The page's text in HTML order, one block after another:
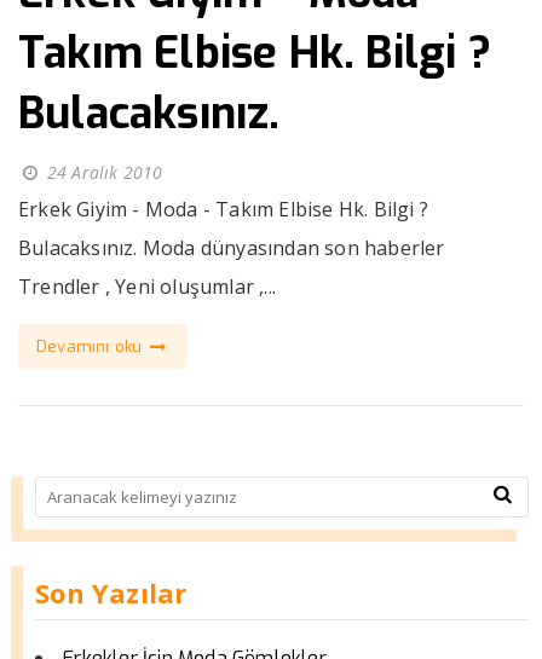
Takım Elbise Hk. Bilgi ?
Bulacaksınız.
24 Aralık 2010
Erkek Giyim - Moda - Takım Elbise Hk. Bilgi ?
Bulacaksınız. Moda dünyasından son haberler
Trendler , Yeni oluşumlar ,...
Devamını oku
Son Yazılar